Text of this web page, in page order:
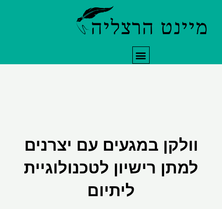
תפריט
במגעים עם יצרנים
רישיון לטכנולוגיית
ליתיום